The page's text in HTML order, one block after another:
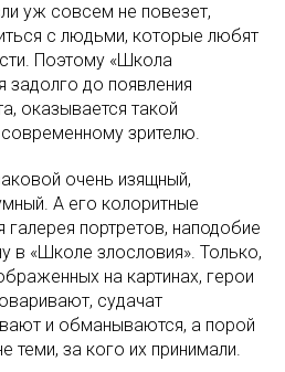
уж совсем не повезет,
с людьми, которые любят
Поэтому «Школа
задолго до появления
оказывается такой
современному зрителю.
очень изящный,
А его колоритные
портретов, наподобие
в «Школе злословия». Только,
на картинах, герои
судачат
и обманываются, а порой
теми, за кого их принимали.